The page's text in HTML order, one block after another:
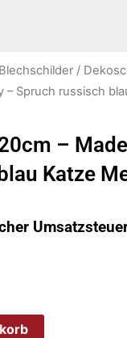
Blechschilder /
Spruch russisch
–
Katze